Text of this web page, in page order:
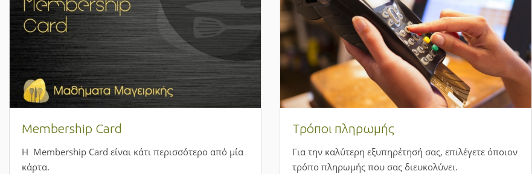
Πώς να κλείσετε ένα μάθημα;
Μπορείτε τώρα εύκολα και γρήγορα να κάνετε την
κράτηση στην εκπαιδευτική δραστηριότητα που σας